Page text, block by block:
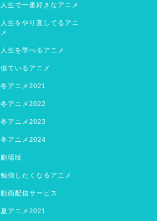
人生で一番好きなアニメ
人生をやり直してるアニ
メ
人生を学べるアニメ
似ているアニメ
冬アニメ2021
冬アニメ2022
冬アニメ2023
冬アニメ2024
劇場版
勉強したくなるアニメ
動画配信サービス
夏アニメ2021